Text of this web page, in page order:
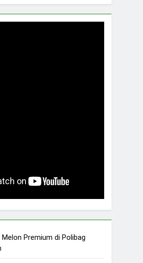
Premium di Polibag